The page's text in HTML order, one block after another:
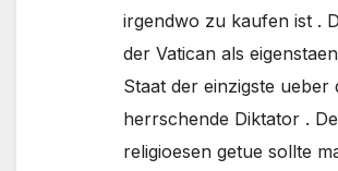
irgendwo zu kaufen ist .
der Vatican als
Staat der einzigste ueber
herrschende Diktator .
religioesen getue sollte